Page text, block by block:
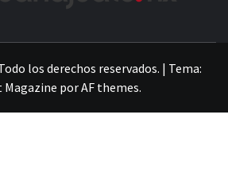
los derechos reservados. | Tema:
Magazine porAF themes.